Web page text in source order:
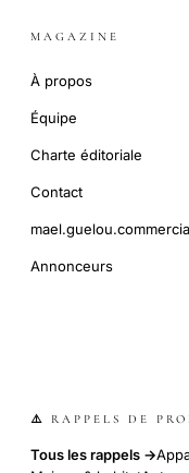
MAGAZINE
À propos
Équipe
Charte éditoriale
Contact
Annonceurs
⚠️ RAPPELS DE
Tous les rappels →